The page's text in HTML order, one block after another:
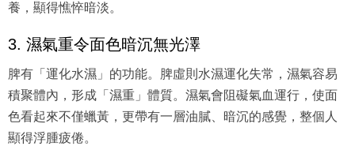
養，顯得憔悴暗淡。
3. 濕氣重令面色暗沉無光澤
脾有「運化水濕」的功能。脾虛則水濕運化失常，濕氣容易
積聚體內，形成「濕重」體質。濕氣會阻礙氣血運行，使面
色看起來不僅蠟黃，更帶有一層油膩、暗沉的感覺，整個人
顯得浮腫疲倦。